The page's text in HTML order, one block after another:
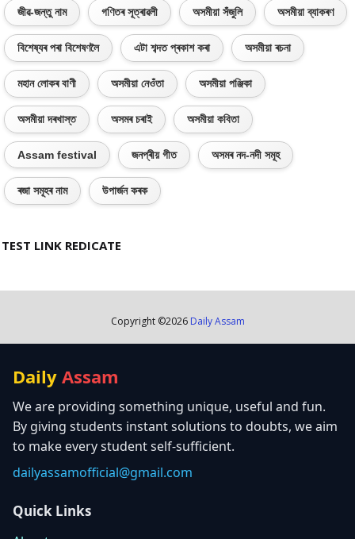
জীৱ-জন্তু নাম গণিতৰ সূত্ৰাৱলী অসমীয়া সঁজুলি অসমীয়া ব্যাকৰণ
বিশেষ্যৰ পৰা বিশেষণলৈ এটা শব্দত প্ৰকাশ কৰা অসমীয়া ৰচনা
মহান লোকৰ বাণী অসমীয়া নেওঁতা অসমীয়া পঞ্জিকা
অসমীয়া দৰখাস্ত অসমৰ চৰাই অসমীয়া কবিতা
Assam festival জনপ্ৰীয় গীত অসমৰ নদ-নদী সমূহ
ৰজা সমূহৰ নাম উপাৰ্জন কৰক
TEST LINK REDICATE
Copyright ©2026 Daily Assam
Daily Assam
We are providing something unique, useful and fun.
By giving students instant solutions to doubts, we aim
to make every student self-sufficient.
dailyassamofficial@gmail.com
Quick Links